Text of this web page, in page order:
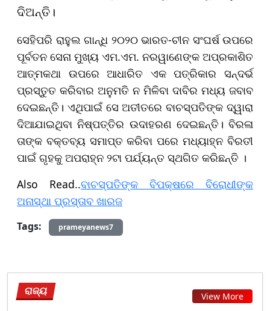
ଦିଅନ୍ତି।
ସେହିପରି ରାହୁଲ ଗାନ୍ଧି ୨୦୨୦ ଭାରତ-ଚୀନ ସଂଘର୍ଷ ଉପରେ
ପୂର୍ବତନ ସେନା ମୁଖ୍ୟ ଏମ.ଏମ. ନରୱାଣେଙ୍କ ଅପ୍ରକାଶିତ
ଆତ୍ମକଥା ଉପରେ ଆଧାରିତ ଏକ ପତ୍ରିକାର ସନ୍ଦର୍ଭ
ପ୍ରସ୍ତୁତ କରିବାର ଅନୁମତି ନ ମିଳିବା ଦାବିର ମଧ୍ୟ ଜବାବ
ଦେଇଛନ୍ତି। ଏଥିପାଇଁ ସେ ଅତୀତରେ ବାଚସ୍ପତିଙ୍କ ଦ୍ୱାରା
ଦିଆଯାଇଥିବା ନିଷ୍ପତ୍ତିର ଉଦାହରଣ ଦେଇଛନ୍ତି। ବିରଳା
ତାଙ୍କ ବକ୍ତବ୍ୟ ସମାପ୍ତ କରିବା ପରେ ମଧ୍ୟାହ୍ନ ବିରତୀ
ପାଇଁ ଗୃହକୁ ଅପରାହ୍ନ ୨ଟା ପର୍ଯ୍ୟନ୍ତ ସ୍ଥଗିତ କରିଛନ୍ତି ।
Also Read..ବାଚସ୍ପତିଙ୍କ ବିପକ୍ଷରେ ବିରୋଧୀଙ୍କ
ଅନାସ୍ଥା ପ୍ରସ୍ତାବ ଖାରଜ
Tags: prameyanews7
ରାଜ୍ୟ View More